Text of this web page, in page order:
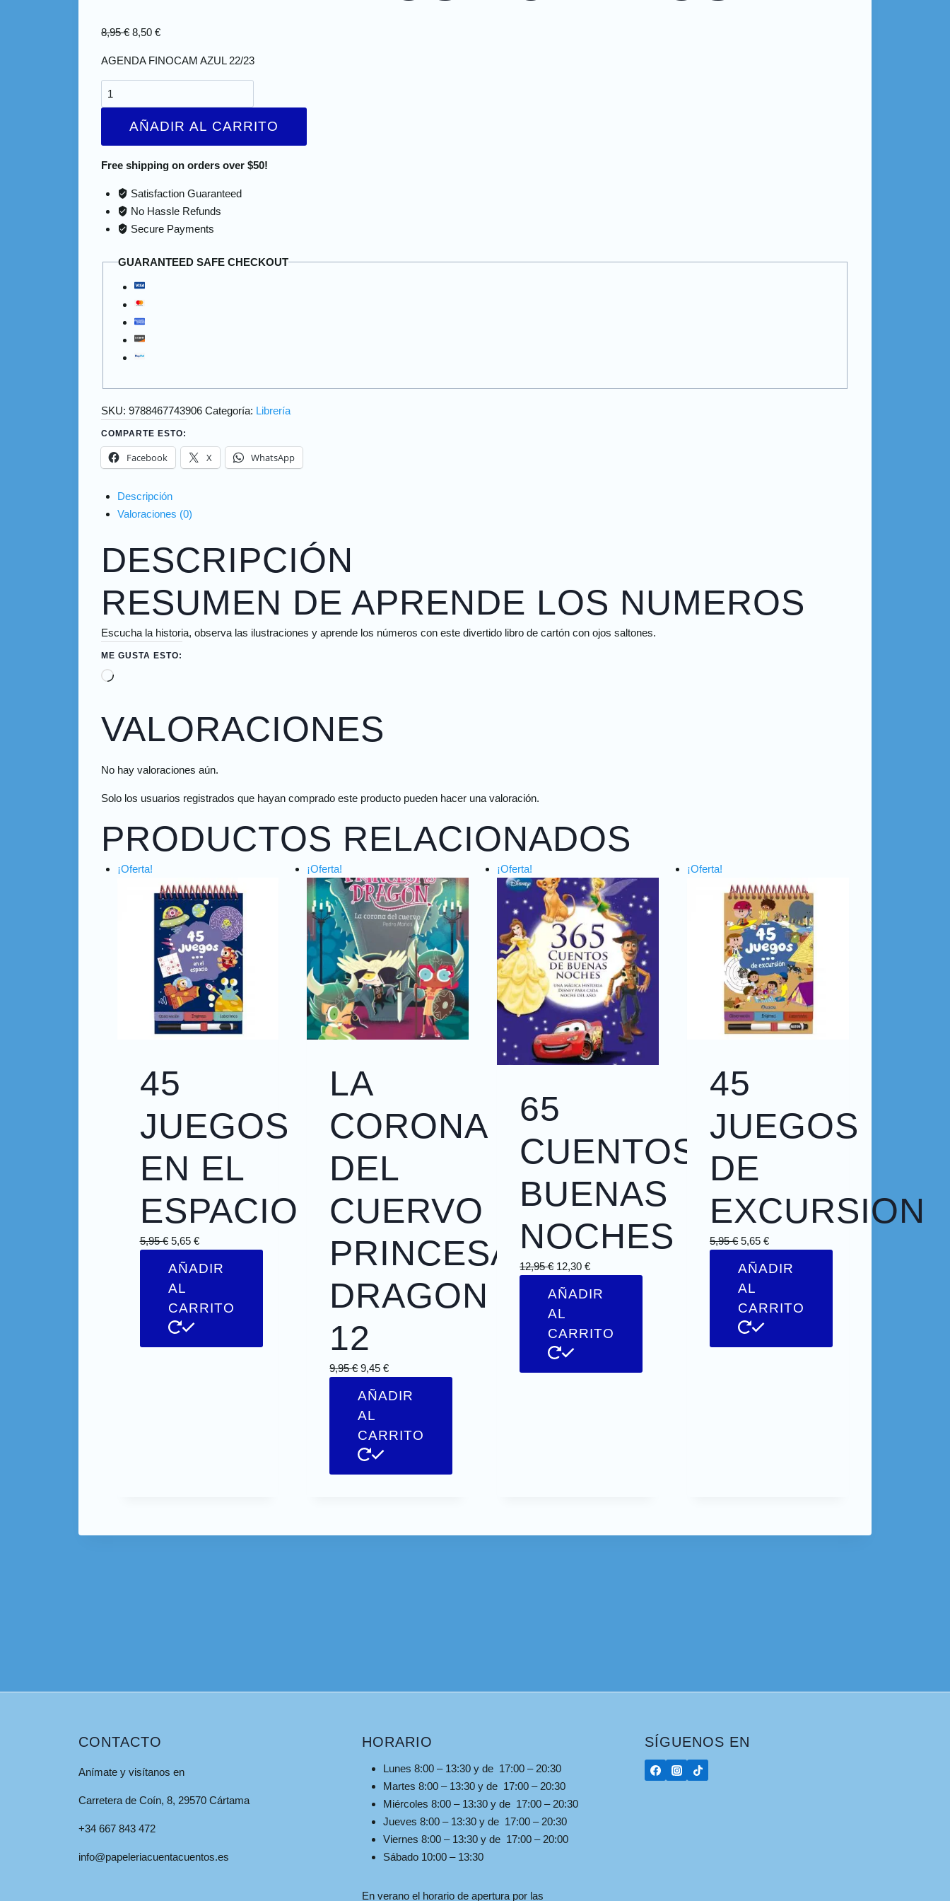
8,95€ 8,50 €
AGENDA FINOCAM AZUL 22/23
AÑADIR AL CARRITO
Free shipping on orders over $50!
Satisfaction Guaranteed
No Hassle Refunds
Secure Payments
GUARANTEED SAFE CHECKOUT
SKU: 9788467743906 Categoría: Librería
COMPARTE ESTO:
Facebook X WhatsApp
Descripción
Valoraciones (0)
DESCRIPCIÓN
RESUMEN DE APRENDE LOS NUMEROS
Escucha la historia, observa las ilustraciones y aprende los números con este divertido libro de cartón con ojos saltones.
ME GUSTA ESTO:
VALORACIONES
No hay valoraciones aún.
Solo los usuarios registrados que hayan comprado este producto pueden hacer una valoración.
PRODUCTOS RELACIONADOS
¡Oferta!
45
JUEGOS
EN EL
ESPACIO
5,95€ 5,65 €
AÑADIR
AL
CARRITO
¡Oferta!
LA
CORONA
DEL
CUERVO
PRINCESAS
DRAGON
12
9,95€ 9,45€
AÑADIR
AL
CARRITO
¡Oferta!
65
CUENTOS
BUENAS
NOCHES
12,95€ 12,30€
AÑADIR
AL
CARRITO
¡Oferta!
45
JUEGOS
DE
EXCURSION
5,95€ 5,65€
AÑADIR
AL
CARRITO
CONTACTO
Anímate y visítanos en
Carretera de Coín, 8, 29570 Cártama
+34 667 843 472
info@papeleriacuentacuentos.es
HORARIO
Lunes 8:00 – 13:30 y de 17:00 – 20:30
Martes 8:00 – 13:30 y de 17:00 – 20:30
Miércoles 8:00 – 13:30 y de 17:00 – 20:30
Jueves 8:00 – 13:30 y de 17:00 – 20:30
Viernes 8:00 – 13:30 y de 17:00 – 20:00
Sábado 10:00 – 13:30
En verano el horario de apertura por las
SÍGUENOS EN